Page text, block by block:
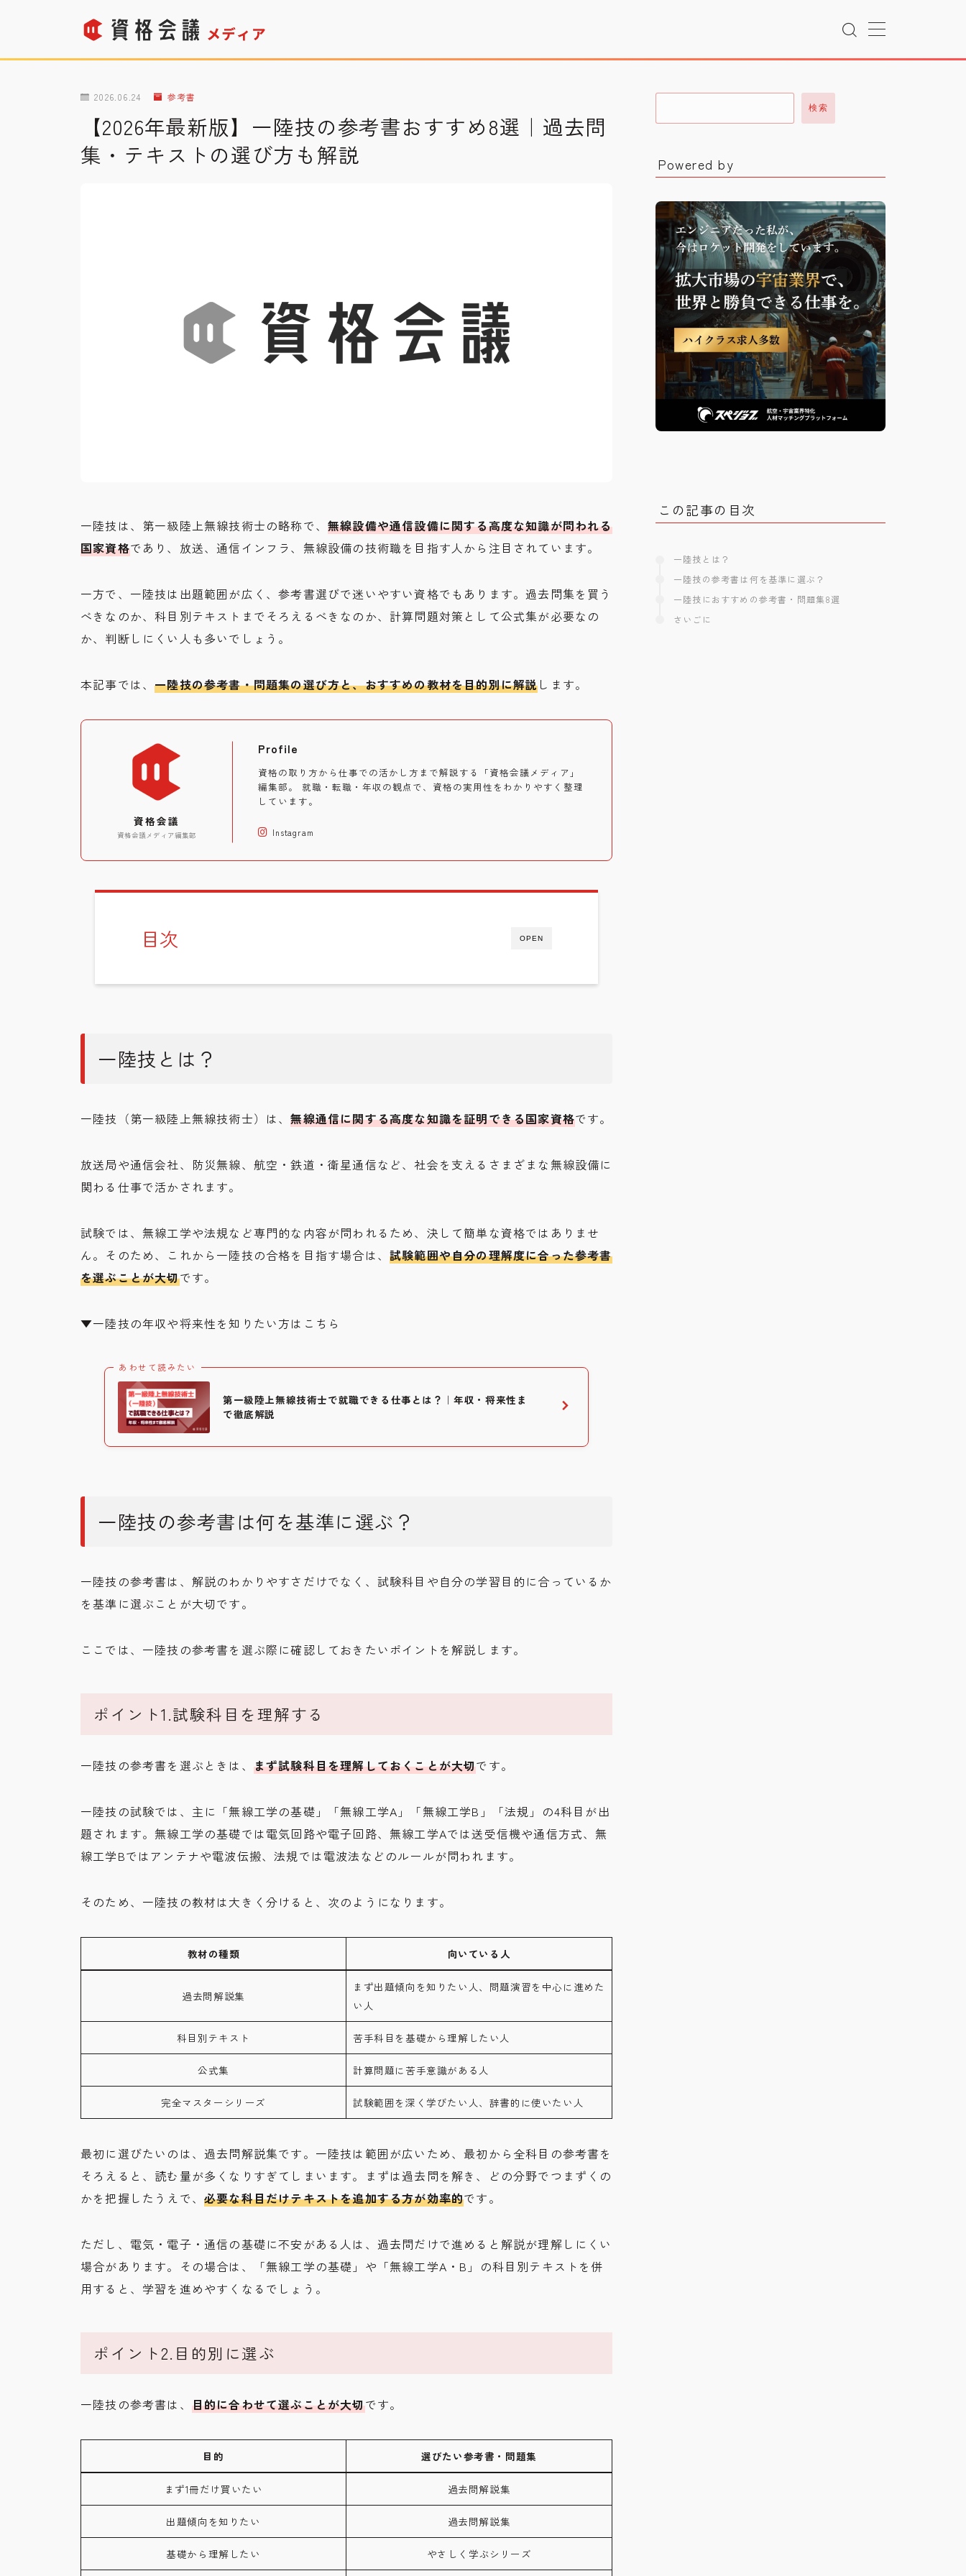
宇宙転職を目指したい方へ
お問い合わせ Inquiry
2026.06.24 参考書
【2026年最新版】一陸技の参考書おすすめ8選｜過去問
集・テキストの選び方も解説
一陸技は、第一級陸上無線技術士の略称で、 無線設備や通信設備に関する高度な知識が問われる
国家資格であり、放送、通信インフラ、無線設備の技術職を目指す人から注目されています。
一方で、一陸技は出題範囲が広く、参考書選びで迷いやすい資格でもあります。過去問集を買う
べきなのか、科目別テキストまでそろえるべきなのか、計算問題対策として公式集が必要なの
か、判断しにくい人も多いでしょう。
本記事では、一陸技の参考書・問題集の選び方と、おすすめの教材を目的別に解説します。
資格会議
資格会議メディア編集部
Profile
資格の取り方から仕事での活かし方まで解説する「資格会議メディア」
編集部。 就職・転職・年収の観点で、資格の実用性をわかりやすく整理
しています。
Instagram
OPEN
目次
一陸技とは？
一陸技（第一級陸上無線技術士）は、無線通信に関する高度な知識を証明できる国家資格です。
放送局や通信会社、防災無線、航空・鉄道・衛星通信など、社会を支えるさまざまな無線設備に
関わる仕事で活かされます。
試験では、無線工学や法規など専門的な内容が問われるため、決して簡単な資格ではありませ
ん。そのため、これから一陸技の合格を目指す場合は、試験範囲や自分の理解度に合った参考書
を選ぶことが大切です。
▼一陸技の年収や将来性を知りたい方はこちら
あわせて読みたい
第一級陸上無線技術士で就職できる仕事とは？｜年収・将来性ま
で徹底解説
一陸技の参考書は何を基準に選ぶ？
一陸技の参考書は、解説のわかりやすさだけでなく、試験科目や自分の学習目的に合っているか
を基準に選ぶことが大切です。
ここでは、一陸技の参考書を選ぶ際に確認しておきたいポイントを解説します。
ポイント1.試験科目を理解する
一陸技の参考書を選ぶときは、 まず試験科目を理解しておくことが大切です。
一陸技の試験では、主に「無線工学の基礎」「無線工学A」「無線工学B」「法規」の4科目が出
題されます。無線工学の基礎では電気回路や電子回路、無線工学Aでは送受信機や通信方式、無
線工学Bではアンテナや電波伝搬、法規では電波法などのルールが問われます。
そのため、一陸技の教材は大きく分けると、次のようになります。
教材の種類 向いている人
過去問解説集
まず出題傾向を知りたい人、問題演習を中心に進めた
い人
科目別テキスト 苦手科目を基礎から理解したい人
公式集 計算問題に苦手意識がある人
完全マスターシリーズ 試験範囲を深く学びたい人、辞書的に使いたい人
最初に選びたいのは、過去問解説集です。一陸技は範囲が広いため、最初から全科目の参考書を
そろえると、読む量が多くなりすぎてしまいます。まずは過去問を解き、どの分野でつまずくの
かを把握したうえで、 必要な科目だけテキストを追加する方が効率的です。
ただし、電気・電子・通信の基礎に不安がある人は、過去問だけで進めると解説が理解しにくい
場合があります。その場合は、「無線工学の基礎」や「無線工学A・B」の科目別テキストを併
用すると、学習を進めやすくなるでしょう。
ポイント2.目的別に選ぶ
一陸技の参考書は、 目的に合わせて選ぶことが大切です。
目的 選びたい参考書・問題集
まず1冊だけ買いたい 過去問解説集
出題傾向を知りたい 過去問解説集
基礎から理解したい やさしく学ぶシリーズ
検索
Powered by
この記事の目次
一陸技とは？
一陸技の参考書は何を基準に選ぶ？
一陸技におすすめの参考書・問題集8選
さいごに